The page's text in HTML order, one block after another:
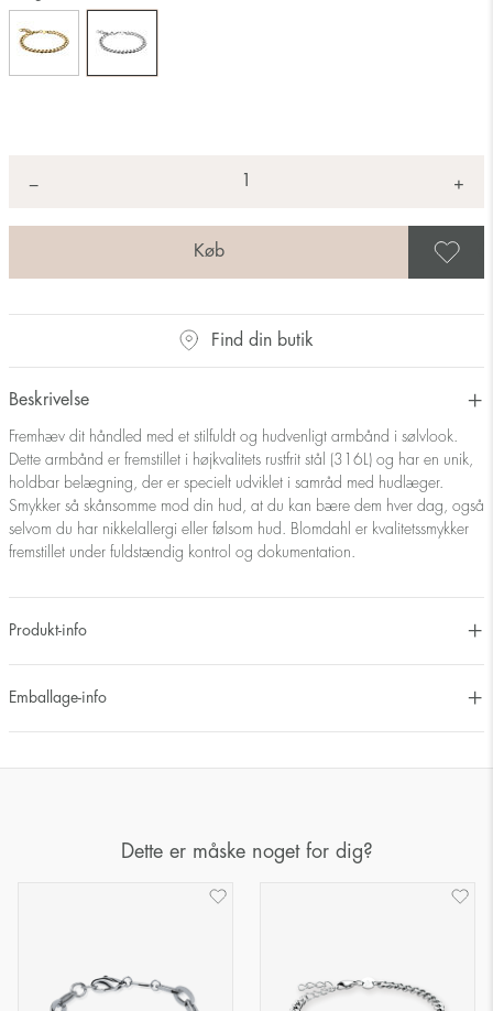
− +
Find din butik
Beskrivelse
Fremhæv dit håndled med et stilfuldt og hudvenligt armbånd i sølvlook.
Dette armbånd er fremstillet i højkvalitets rustfrit stål (316L) og har en unik,
holdbar belægning, der er specielt udviklet i samråd med hudlæger.
Smykker så skånsomme mod din hud, at du kan bære dem hver dag, også
selvom du har nikkelallergi eller følsom hud. Blomdahl er kvalitetssmykker
fremstillet under fuldstændig kontrol og dokumentation.
Produkt-info
Emballage-info
Dette er måske noget for dig?